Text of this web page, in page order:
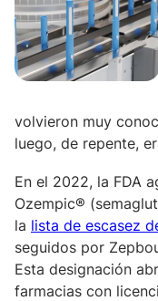
volvieron muy
luego, de repente,
En el 2022, la FDA
Ozempic®
la lista de escasez
seguidos por
Esta designación
farmacias con